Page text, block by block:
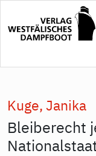
Inhalt
Kuge, Janika
Bleiberecht